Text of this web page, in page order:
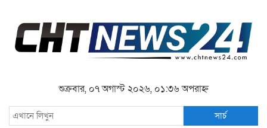
শুক্রবার, ০৭ অগাস্ট ২০২৬, ০১:৩৬ অপরাহ্ন
সার্চ